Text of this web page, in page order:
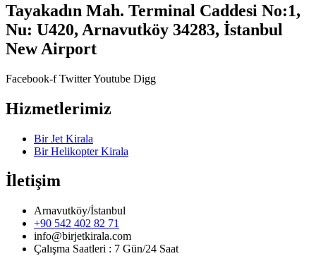
Tayakadın Mah. Terminal Caddesi No:1,
Nu: U420, Arnavutköy 34283, İstanbul
New Airport
Facebook-f TwitterYoutube Digg
Hizmetlerimiz
Bir Jet Kirala
Bir Helikopter Kirala
İletişim
Arnavutköy/İstanbul
+90 542 402 82 71
info@birjetkirala.com
Çalışma Saatleri : 7 Gün/24 Saat